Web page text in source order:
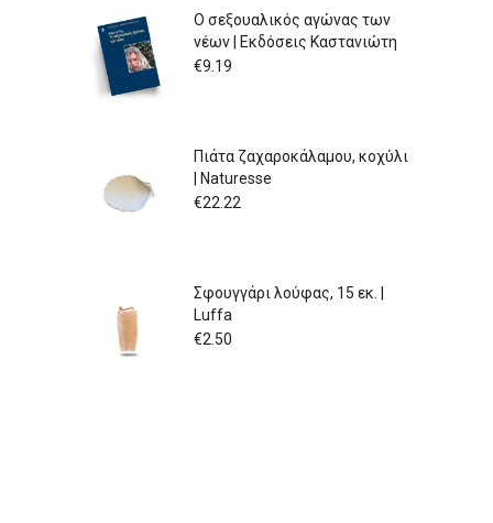
Ο σεξουαλικός αγώνας των
νέων | Εκδόσεις Καστανιώτη
€9.19
Πιάτα ζαχαροκάλαμου, κοχύλι
| Naturesse
€22.22
Σφουγγάρι λούφας, 15 εκ. |
Luffa
€2.50